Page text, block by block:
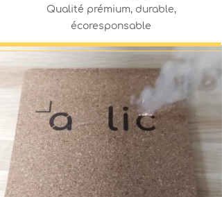
Qualité prémium, durable,
écoresponsable